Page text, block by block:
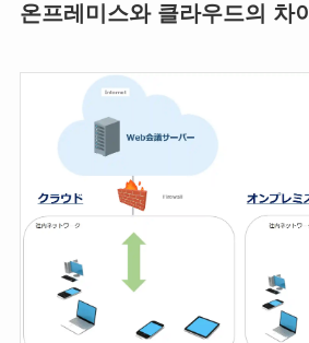
온프레미스와 클라우드의 차이